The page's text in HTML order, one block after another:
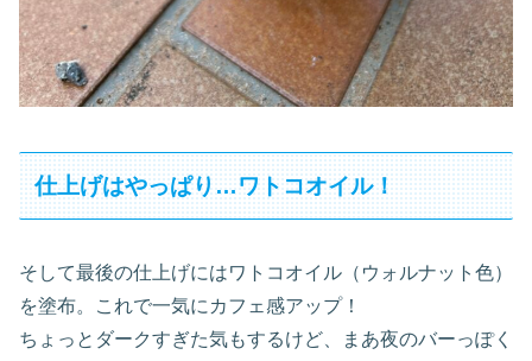
仕上げはやっぱり…ワトコオイル！
そして最後の仕上げにはワトコオイル（ウォルナット色）
を塗布。これで一気にカフェ感アップ！
ちょっとダークすぎた気もするけど、まあ夜のバーっぽく